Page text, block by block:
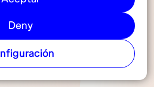
Deny